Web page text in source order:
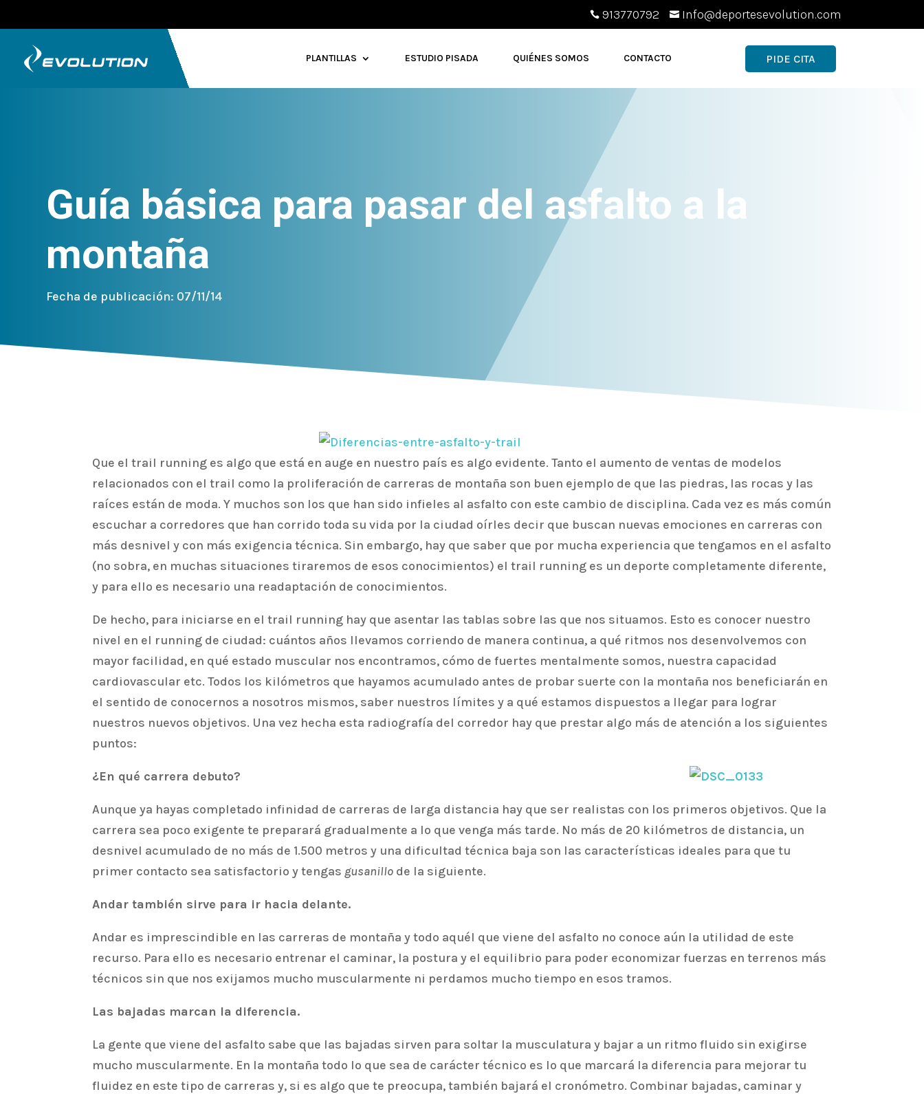
 913770792  Info@deportesevolution.com
PLANTILLAS ESTUDIO PISADA QUIÉNES SOMOS CONTACTO PIDE CITA
Guía básica para pasar del asfalto a la
montaña
Fecha de publicación: 07/11/14
Que el trail running es algo que está en auge en nuestro país es algo evidente. Tanto el aumento de ventas de modelos
relacionados con el trail como la proliferación de carreras de montaña son buen ejemplo de que las piedras, las rocas y las
raíces están de moda. Y muchos son los que han sido infieles al asfalto con este cambio de disciplina. Cada vez es más común
escuchar a corredores que han corrido toda su vida por la ciudad oírles decir que buscan nuevas emociones en carreras con
más desnivel y con más exigencia técnica. Sin embargo, hay que saber que por mucha experiencia que tengamos en el asfalto
(no sobra, en muchas situaciones tiraremos de esos conocimientos) el trail running es un deporte completamente diferente,
y para ello es necesario una readaptación de conocimientos.
De hecho, para iniciarse en el trail running hay que asentar las tablas sobre las que nos situamos. Esto es conocer nuestro
nivel en el running de ciudad: cuántos años llevamos corriendo de manera continua, a qué ritmos nos desenvolvemos con
mayor facilidad, en qué estado muscular nos encontramos, cómo de fuertes mentalmente somos, nuestra capacidad
cardiovascular etc. Todos los kilómetros que hayamos acumulado antes de probar suerte con la montaña nos beneficiarán en
el sentido de conocernos a nosotros mismos, saber nuestros límites y a qué estamos dispuestos a llegar para lograr
nuestros nuevos objetivos. Una vez hecha esta radiografía del corredor hay que prestar algo más de atención a los siguientes
puntos:
¿En qué carrera debuto?
Aunque ya hayas completado infinidad de carreras de larga distancia hay que ser realistas con los primeros objetivos. Que la
carrera sea poco exigente te preparará gradualmente a lo que venga más tarde. No más de 20 kilómetros de distancia, un
desnivel acumulado de no más de 1.500 metros y una dificultad técnica baja son las características ideales para que tu
primer contacto sea satisfactorio y tengas gusanillo de la siguiente.
Andar también sirve para ir hacia delante.
Andar es imprescindible en las carreras de montaña y todo aquél que viene del asfalto no conoce aún la utilidad de este
recurso. Para ello es necesario entrenar el caminar, la postura y el equilibrio para poder economizar fuerzas en terrenos más
técnicos sin que nos exijamos mucho muscularmente ni perdamos mucho tiempo en esos tramos.
Las bajadas marcan la diferencia.
La gente que viene del asfalto sabe que las bajadas sirven para soltar la musculatura y bajar a un ritmo fluido sin exigirse
mucho muscularmente. En la montaña todo lo que sea de carácter técnico es lo que marcará la diferencia para mejorar tu
fluidez en este tipo de carreras y, si es algo que te preocupa, también bajará el cronómetro. Combinar bajadas, caminar y